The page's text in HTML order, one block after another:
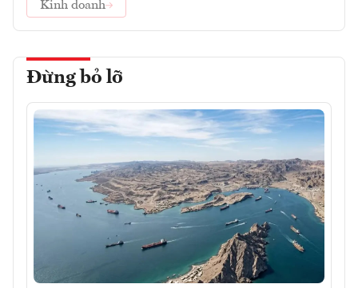
Kinh doanh
Đừng bỏ lỡ